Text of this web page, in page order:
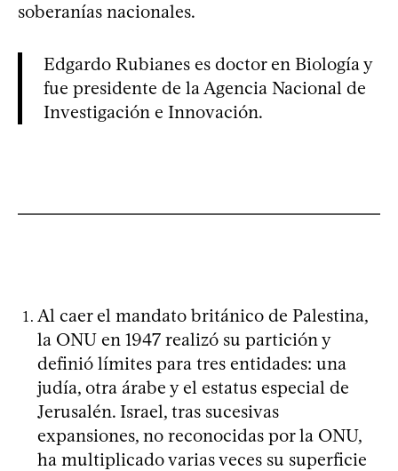
soberanías nacionales.
Edgardo Rubianes es doctor en Biología y
fue presidente de la Agencia Nacional de
Investigación e Innovación.
Al caer el mandato británico de Palestina,
la ONU en 1947 realizó su partición y
definió límites para tres entidades: una
judía, otra árabe y el estatus especial de
Jerusalén. Israel, tras sucesivas
expansiones, no reconocidas por la ONU,
ha multiplicado varias veces su superficie